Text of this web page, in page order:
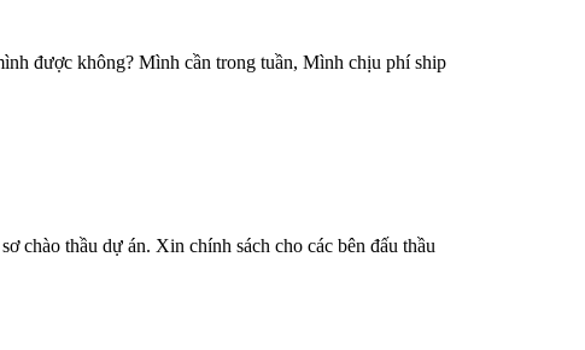
được không? Mình cần trong tuần, Mình chịu phí ship
chào thầu dự án. Xin chính sách cho các bên đấu thầu